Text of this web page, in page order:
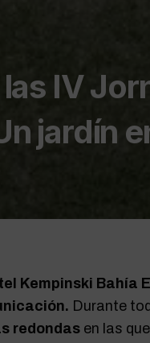
IV
jardín
Kempinski Bahía
Durante
redondas en las